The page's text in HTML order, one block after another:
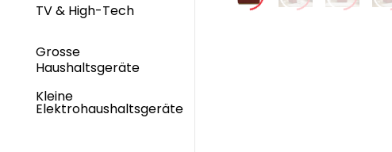
TV & High-Tech
Grosse
Haushaltsgeräte
Kleine
Elektrohaushaltsgeräte